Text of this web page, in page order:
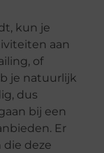
kun je
aan
of
je natuurlijk
dus
bij een
Er
die deze